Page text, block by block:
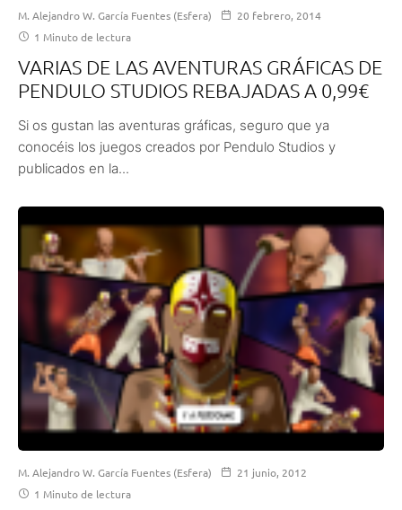
M. Alejandro W. García Fuentes (Esfera)
20 febrero, 2014
1 Minuto de lectura
VARIAS DE LAS AVENTURAS GRÁFICAS DE
PENDULO STUDIOS REBAJADAS A 0,99€
Si os gustan las aventuras gráficas, seguro que ya
conocéis los juegos creados por Pendulo Studios y
publicados en la...
M. Alejandro W. García Fuentes (Esfera)
21 junio, 2012
1 Minuto de lectura